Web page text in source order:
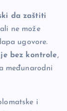
da zaštiti
ne može
ugovore.
bez kontrole,
međunarodni
i